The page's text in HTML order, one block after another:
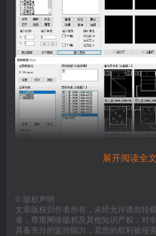
展开阅读全文
© 版权声明
文章版权归作者所有，未经允许请勿转
者，尊重网络版权及其他知识产权，对
具备充分的监控能力，若您的权利被侵